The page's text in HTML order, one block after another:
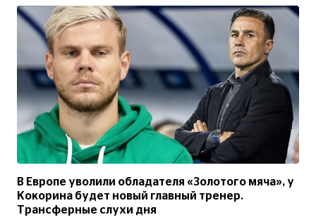
В Европе уволили обладателя «Золотого мяча», у
Кокорина будет новый главный тренер.
Трансферные слухи дня